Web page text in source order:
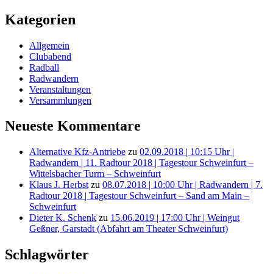
Kategorien
Allgemein
Clubabend
Radball
Radwandern
Veranstaltungen
Versammlungen
Neueste Kommentare
Alternative Kfz-Antriebe zu 02.09.2018 | 10:15 Uhr |
Radwandern | 11. Radtour 2018 | Tagestour Schweinfurt –
Wittelsbacher Turm – Schweinfurt
Klaus J. Herbst zu 08.07.2018 | 10:00 Uhr | Radwandern | 7.
Radtour 2018 | Tagestour Schweinfurt – Sand am Main –
Schweinfurt
Dieter K. Schenk zu 15.06.2019 | 17:00 Uhr | Weingut
Geßner, Garstadt (Abfahrt am Theater Schweinfurt)
Schlagwörter